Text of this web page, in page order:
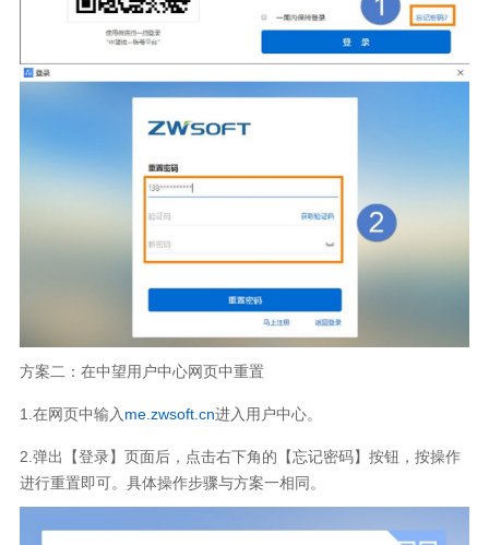
方案二：在中望用户中心网页中重置
1.在网页中输入me.zwsoft.cn进入用户中心。
2.弹出【登录】页面后，点击右下角的【忘记密码】按钮，按操作
进行重置即可。具体操作步骤与方案一相同。